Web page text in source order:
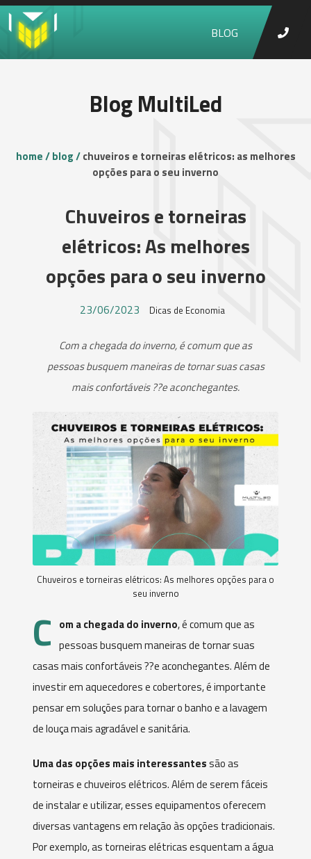
BLOG
Blog MultiLed
home /blog /chuveiros e torneiras elétricos: as melhores
opções para o seu inverno
Chuveiros e torneiras
elétricos: As melhores
opções para o seu inverno
23/06/2023 Dicas de Economia
Com a chegada do inverno, é comum que as
pessoas busquem maneiras de tornar suas casas
mais confortáveis ??e aconchegantes.
Chuveiros e torneiras elétricos: As melhores opções para o
seu inverno
C om a chegada do inverno, é comum que as
pessoas busquem maneiras de tornar suas
casas mais confortáveis ??e aconchegantes. Além de
investir em aquecedores e cobertores, é importante
pensar em soluções para tornar o banho e a lavagem
de louça mais agradável e sanitária.
Uma das opções mais interessantessão as
torneiras e chuveiros elétricos. Além de serem fáceis
de instalar e utilizar, esses equipamentos oferecem
diversas vantagens em relação às opções tradicionais.
Por exemplo, as torneiras elétricas esquentam a água